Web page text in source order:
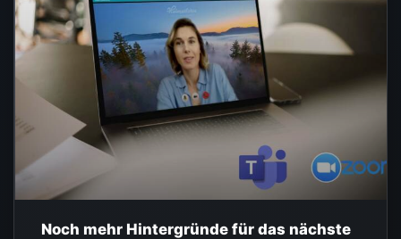
Noch mehr Hintergründe für das nächste